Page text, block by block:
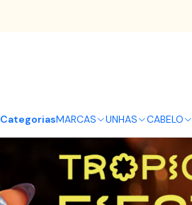
CategoriasMARCAS UNHAS CABELO